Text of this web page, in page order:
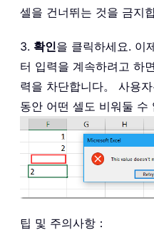
셀을 건너뛰는 것을 금지합
3. 확인을 클릭하세요. 이
터 입력을 계속하려고 하
력을 차단합니다。 사용
동안 어떤 셀도 비워둘 수
팁 및 주의사항：